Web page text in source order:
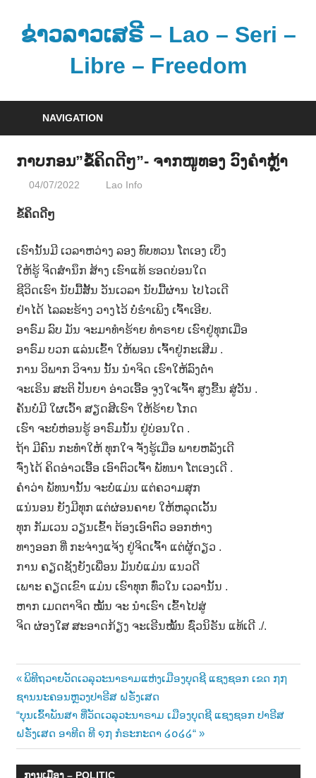
contentຂ່າວລາວເສຣີ – Lao – Seri –
Libre – Freedom
ລ
ມູ
ຂ່
າ
ວ
ສ
າ
ນ
NAVIGATION
ກາບກອນ”ຂໍ້ຄິດດີໆ”- ຈາກໜູທອງ ວົງຄຳຫຼ້າ
04/07/2022 Lao Info
ຂໍ້ຄິດດີໆ
ເຮົານັ້ນມີ ເວລາຫວ່າງ ລອງ ທົບທວນ ໂຕເອງ ເບິ່ງ
ໃຫ້ຮູ້ ຈິດສຳນຶກ ສ້າງ ເຮົາແທ້ ຮອດບ່ອນໃດ
ຊີວິດເຮົາ ນັບມື້ສັ້ນ ວັນເວລາ ນັບມື້ຜ່ານ ໄປໄວເດີ
ຢ່າໄດ້ ໄລລະຮ້າງ ວາງໄວ້ ບໍ່ຮ່ຳເພິງ ເຈົ້າເອີຍ.
ອາຣົມ ລົບ ມັນ ຈະມາທຳຮ້າຍ ທຳຣາຍ ເຮົາຢູ່ທຸກເມື່ອ
ອາຣົມ ບວກ ແລ່ນເຂົ້າ ໃຫ້ພອນ ເຈົ້າຢູ່ກະເສີມ .
ການ ວິພາກ ວິຈານ ນັ້ນ ນຳຈິດ ເຮົາໃຫ້ລົງຕ່ຳ
ຈະເຣິນ ສະຕິ ປັນຍາ ອ່າວເອື້ອ ຈູງໃຈເຈົ້າ ສູງຂື້ນ ສູ່ວັນ .
ຄັນບໍ່ມີ ໃຜເວົ້າ ສຽດສີເຮົາ ໃຫ້ຮ້າຍ ໂກດ
ເຮົາ ຈະບໍ່ຫ່ອນຮູ້ ອາຣົມນັ້ນ ຢູ່ບ່ອນໃດ .
ຖ້າ ມີຄົນ ກະທຳໃຫ້ ທຸກໃຈ ຈັ່ງຮູ້ເມື່ອ ພາຍຫລັງເດີ
ຈົ່ງໄດ້ ຄິດອ່າວເອື້ອ ເອົາຕົວເຈົ້າ ພັທນາ ໂຕເອງເດີ .
ຄຳວ່າ ພັທນານັ້ນ ຈະບໍ່ແມ່ນ ແຕ່ຄວາມສຸກ
ແນ່ນອນ ຍັງມີທຸກ ແຕ່ຜ່ອນຄາຍ ໃຫ້ຫລຸດເວັ້ນ
ທຸກ ກັມເວນ ວຽນເຂົ້າ ຕ້ອງເອົາຕົວ ອອກຫ່າງ
ທາງອອກ ທີ່ ກະຈ່າງແຈ້ງ ຢູ່ຈິດເຈົ້າ ແຕ່ຜູ້ດຽວ .
ການ ຄຽດຊັງຍັງເພື່ອນ ມັນບໍ່ແມ່ນ ແນວດີ
ເພາະ ຄຽດເຂົາ ແມ່ນ ເຮົາທຸກ ທົ່ວໃນ ເວລານັ້ນ .
ຫາກ ເມດຕາຈິດ ໝັ້ນ ຈະ ນຳເຮົາ ເຂົ້າໄປສູ່
ຈິດ ຜ່ອງໃສ ສະອາດກ້ຽງ ຈະເຣີນໝັ້ນ ຊົ່ວນິຣັນ ແທ້ເດີ ./.
Post
navigation
Previous
Post:
ພິທີຖວາຍວັດເວລຸວະນາຣາມແຫ່ງເມືອງບຸດຊີ ແຊງຊອກ ເຂດ ໗໗
ຊານນະຄອນຫຼວງປາຣີສ ຝຣັ່ງເສດ
Next
Post:
“ບຸນເຂົ້າພັນສາ ທີ່ວັດເວລຸວະນາຣາມ ເມືອງບຸດຊີ ແຊງຊອກ ປາຣີສ
ຝຣັ່ງເສດ ອາທີດ ທີ ໑໗ ກໍຣະກະດາ ໒໐໒໒“
ການເມືອງ – POLITIC